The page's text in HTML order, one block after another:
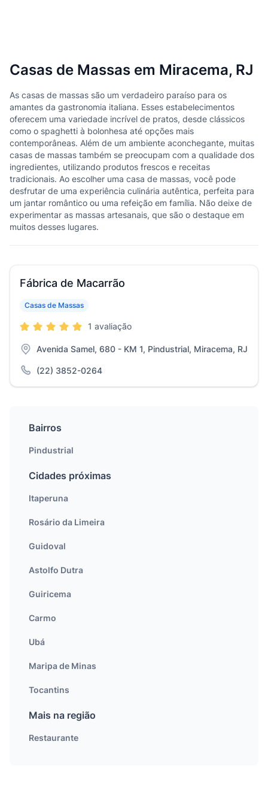
Casas de Massas em Miracema, RJ
As casas de massas são um verdadeiro paraíso para os
amantes da gastronomia italiana. Esses estabelecimentos
oferecem uma variedade incrível de pratos, desde clássicos
como o spaghetti à bolonhesa até opções mais
contemporâneas. Além de um ambiente aconchegante, muitas
casas de massas também se preocupam com a qualidade dos
ingredientes, utilizando produtos frescos e receitas
tradicionais. Ao escolher uma casa de massas, você pode
desfrutar de uma experiência culinária autêntica, perfeita para
um jantar romântico ou uma refeição em família. Não deixe de
experimentar as massas artesanais, que são o destaque em
muitos desses lugares.
Fábrica de Macarrão
Casas de Massas
1 avaliação
Avenida Samel, 680 - KM 1, Pindustrial, Miracema, RJ
(22) 3852-0264
Bairros
Pindustrial
Cidades próximas
Itaperuna
Rosário da Limeira
Guidoval
Astolfo Dutra
Guiricema
Carmo
Ubá
Maripa de Minas
Tocantins
Mais na região
Restaurante